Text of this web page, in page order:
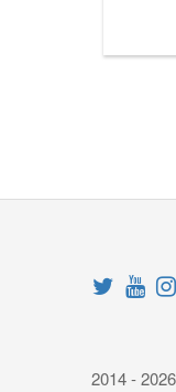
2014 -